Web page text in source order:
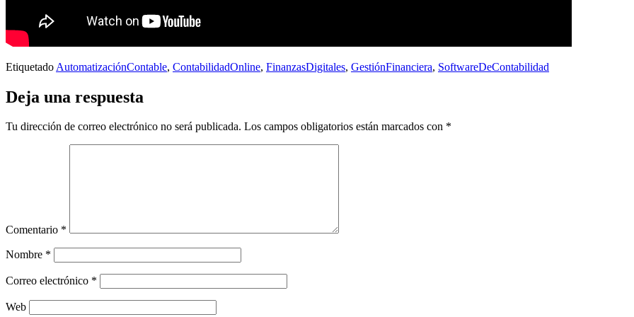
Etiquetado AutomatizaciónContable, ContabilidadOnline, FinanzasDigitales, GestiónFinanciera, SoftwareDeContabilidad
Deja una respuesta
Tu dirección de correo electrónico no será publicada. Los campos obligatorios están marcados con *
Comentario *
Nombre *
Correo electrónico *
Web